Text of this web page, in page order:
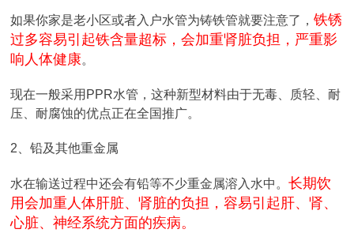
如果你家是老小区或者入户水管为铸铁管就要注意了，铁锈
过多容易引起铁含量超标，会加重肾脏负担，严重影
响人体健康。
现在一般采用PPR水管，这种新型材料由于无毒、质轻、耐
压、耐腐蚀的优点正在全国推广。
2、铅及其他重金属
水在输送过程中还会有铅等不少重金属溶入水中。长期饮
用会加重人体肝脏、肾脏的负担，容易引起肝、肾、
心脏、神经系统方面的疾病。